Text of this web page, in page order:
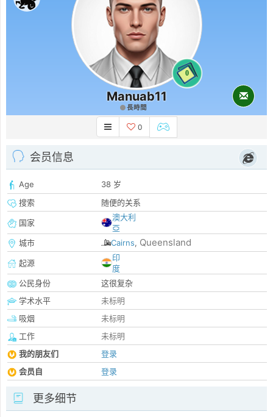
0
Manuab11
長時間
0
会员信息
Age
38 岁
搜索
随便的关系
国家
澳大利
亞
城市
Cairns, Queensland
起源
印
度
公民身份
这很复杂
学术水平
未标明
吸烟
未标明
工作
未标明
我的朋友们
登录
会员自
登录
更多细节